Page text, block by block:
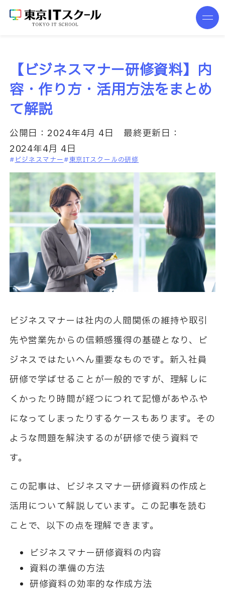
【ビジネスマナー研修資料】内
容・作り方・活用方法をまとめ
て解説
公開日： 2024年4月 4日
最終更新日：
2024年4月 4日
ビジネスマナー 東京ITスクールの研修
ビジネスマナーは社内の人間関係の維持や取引
先や営業先からの信頼感獲得の基礎となり、ビ
ジネスではたいへん重要なものです。新入社員
研修で学ばせることが一般的ですが、理解しに
くかったり時間が経つにつれて記憶があやふや
になってしまったりするケースもあります。その
ような問題を解決するのが研修で使う資料で
す。
この記事は、ビジネスマナー研修資料の作成と
活用について解説しています。この記事を読む
ことで、以下の点を理解できます。
ビジネスマナー研修資料の内容
資料の準備の方法
研修資料の効率的な作成方法